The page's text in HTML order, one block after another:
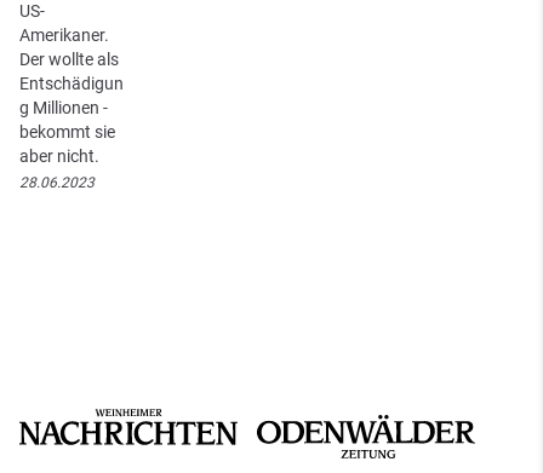
US-
Amerikaner.
Der wollte als
Entschädigun
g Millionen -
bekommt sie
aber nicht.
28.06.2023